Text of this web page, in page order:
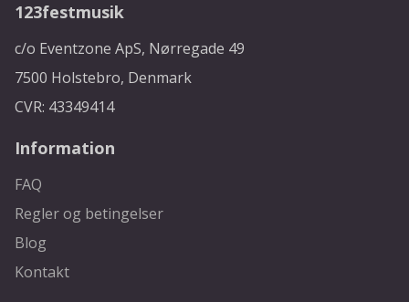
123festmusik
c/o Eventzone ApS, Nørregade 49
7500 Holstebro, Denmark
CVR: 43349414
Information
FAQ
Regler og betingelser
Blog
Kontakt